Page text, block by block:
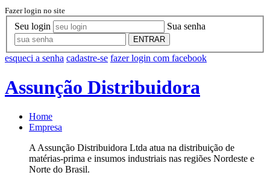
Fazer login no site
Seu login Sua senha
ENTRAR
esqueci a senha cadastre-se fazer login com facebook
Assunção Distribuidora
Home
Empresa
A Assunção Distribuidora Ltda atua na distribuição de
matérias-prima e insumos industriais nas regiões Nordeste e
Norte do Brasil.